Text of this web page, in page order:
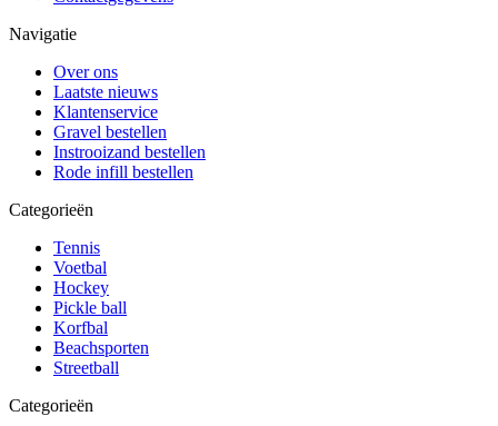
Navigatie
Over ons
Laatste nieuws
Klantenservice
Gravel bestellen
Instrooizand bestellen
Rode infill bestellen
Categorieën
Tennis
Voetbal
Hockey
Pickle ball
Korfbal
Beachsporten
Streetball
Categorieën